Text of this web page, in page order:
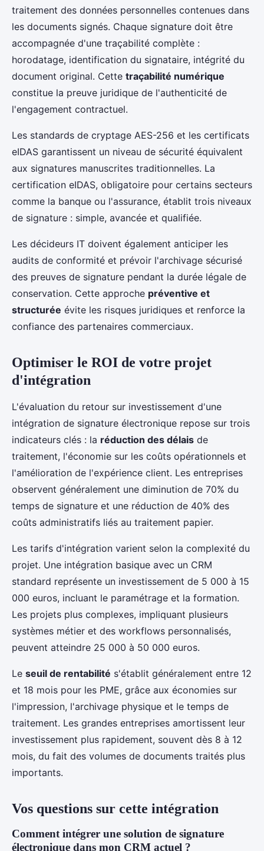
traitement des données personnelles contenues dans
les documents signés. Chaque signature doit être
accompagnée d'une traçabilité complète :
horodatage, identification du signataire, intégrité du
document original. Cette traçabilité numérique
constitue la preuve juridique de l'authenticité de
l'engagement contractuel.
Les standards de cryptage AES-256 et les certificats
eIDAS garantissent un niveau de sécurité équivalent
aux signatures manuscrites traditionnelles. La
certification eIDAS, obligatoire pour certains secteurs
comme la banque ou l'assurance, établit trois niveaux
de signature : simple, avancée et qualifiée.
Les décideurs IT doivent également anticiper les
audits de conformité et prévoir l'archivage sécurisé
des preuves de signature pendant la durée légale de
conservation. Cette approche préventive et
structurée évite les risques juridiques et renforce la
confiance des partenaires commerciaux.
Optimiser le ROI de votre projet
d'intégration
L'évaluation du retour sur investissement d'une
intégration de signature électronique repose sur trois
indicateurs clés : la réduction des délais de
traitement, l'économie sur les coûts opérationnels et
l'amélioration de l'expérience client. Les entreprises
observent généralement une diminution de 70% du
temps de signature et une réduction de 40% des
coûts administratifs liés au traitement papier.
Les tarifs d'intégration varient selon la complexité du
projet. Une intégration basique avec un CRM
standard représente un investissement de 5 000 à 15
000 euros, incluant le paramétrage et la formation.
Les projets plus complexes, impliquant plusieurs
systèmes métier et des workflows personnalisés,
peuvent atteindre 25 000 à 50 000 euros.
Le seuil de rentabilité s'établit généralement entre 12
et 18 mois pour les PME, grâce aux économies sur
l'impression, l'archivage physique et le temps de
traitement. Les grandes entreprises amortissent leur
investissement plus rapidement, souvent dès 8 à 12
mois, du fait des volumes de documents traités plus
importants.
Vos questions sur cette intégration
Comment intégrer une solution de signature
électronique dans mon CRM actuel ?